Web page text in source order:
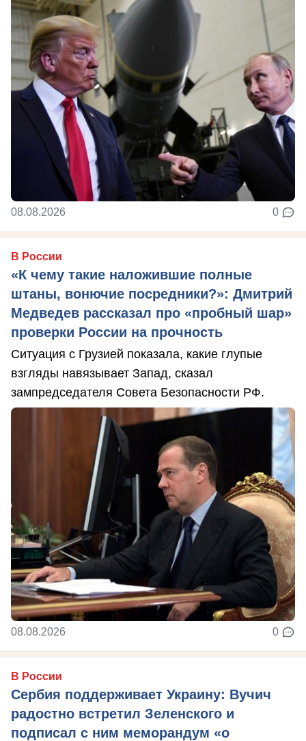
08.08.2026 0
В России
«К чему такие наложившие полные
штаны, вонючие посредники?»: Дмитрий
Медведев рассказал про «пробный шар»
проверки России на прочность
Ситуация с Грузией показала, какие глупые
взгляды навязывает Запад, сказал
зампредседателя Совета Безопасности РФ.
08.08.2026 0
В России
Сербия поддерживает Украину: Вучич
радостно встретил Зеленского и
подписал с ним меморандум «о